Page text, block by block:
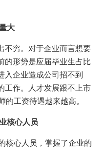
大
不穷。对于企业而言想要
的形势是应届毕业生占比
入企业造成公司招不到
工作。人才发展跟不上市
工资待遇越来越高。
核心人员
核心人员，掌握了企业的